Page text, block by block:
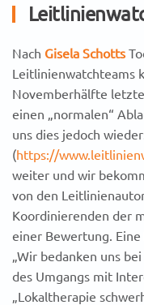
Nach Gisela Schotts
Leitlinienwatchteams
Novemberhälfte
einen „normalen“
uns dies jedoch
(https://
weiter und wir
von den
Koordinierenden der
einer Bewertung. Eine
„Wir bedanken uns
des Umgangs mit
„Lokaltherapie